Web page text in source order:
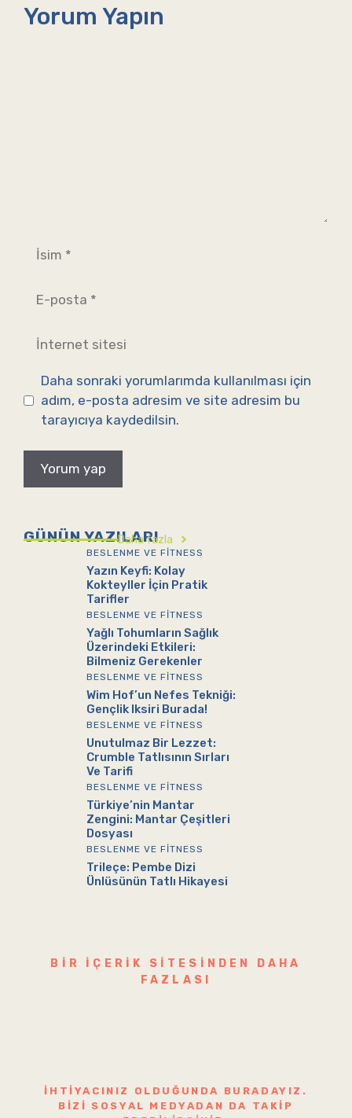
Yorum Yapın
İsim
posta
İnternet
Daha sonraki yorumlarımda kullanılması için
adım, e-posta adresim ve site adresim bu
tarayıcıya kaydedilsin.
GÜNÜN YAZILARI
Daha fazla
BESLENME VE FITNESS
Yazın Keyfi: Kolay
Kokteyller İçin Pratik
Tarifler
BESLENME VE FITNESS
Yağlı Tohumların Sağlık
Üzerindeki Etkileri:
Bilmeniz Gerekenler
BESLENME VE FITNESS
Wim Hof’un Nefes Tekniği:
Gençlik Iksiri Burada!
BESLENME VE FITNESS
Unutulmaz Bir Lezzet:
Crumble Tatlısının Sırları
Ve Tarifi
BESLENME VE FITNESS
Türkiye’nin Mantar
Zengini: Mantar Çeşitleri
Dosyası
BESLENME VE FITNESS
Trileçe: Pembe Dizi
Ünlüsünün Tatlı Hikayesi
BIR IÇERIK SITESINDEN DAHA
FAZLASI
İHTIYACINIZ OLDUĞUNDA BURADAYIZ.
BIZI SOSYAL MEDYADAN DA TAKIP